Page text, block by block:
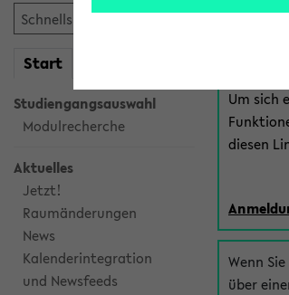
Start
Studiengangsauswahl
Modulrecherche
Aktuelles
Jetzt!
Raumänderungen
News
Kalenderintegration
und Newsfeeds
Es gibt
Um sich
diesen
Wenn
über